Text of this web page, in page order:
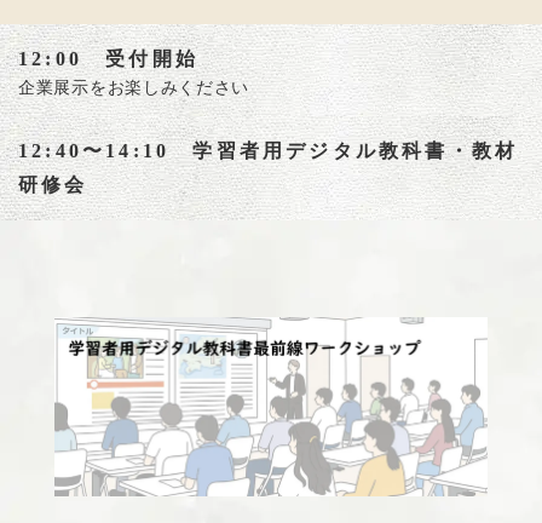
12:00 受付開始
企業展示をお楽しみください
12:40〜14:10 学習者用デジタル教科書・教材
研修会